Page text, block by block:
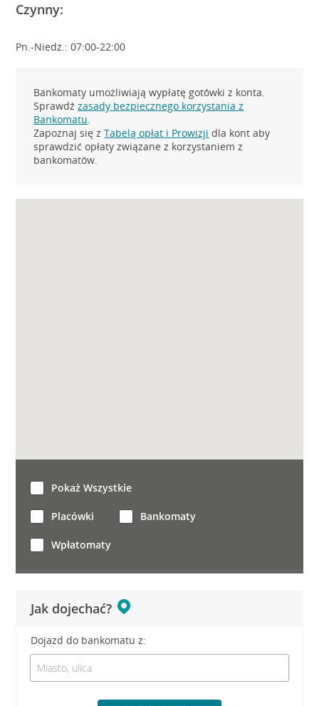
Czynny:
Pn.-Niedz.: 07:00-22:00
Bankomaty umożliwiają wypłatę gotówki z konta.
Sprawdźzasady bezpiecznego korzystania z
Bankomatu.
Zapoznaj się zTabelą opłat i Prowizji dla kont aby
sprawdzić opłaty związane z korzystaniem z
bankomatów.
Jak dojechać?
Dojazd do bankomatu z:
Pokaż Wszystkie
Placówki Bankomaty
Wpłatomaty